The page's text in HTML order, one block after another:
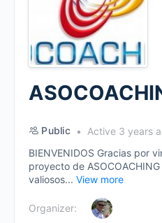
Public
Active 3 years
BIENVENIDOS Gracias por
proyecto de
valiosos... View more
Organizer: